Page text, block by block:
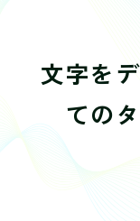
文字を
ての